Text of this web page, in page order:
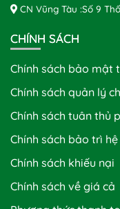
CN Vũng Tàu :Số 9
CHÍNH SÁCH
Chính sách bảo mật
Chính sách quản lý
Chính sách tuân thủ
Chính sách bảo trì
Chính sách khiếu nại
Chính sách về giá cả